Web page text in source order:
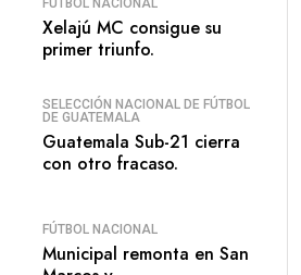
Xelajú MC consigue su
primer triunfo.
SELECCIÓN NACIONAL DE FÚTBOL
DE GUATEMALA
Guatemala Sub-21 cierra
con otro fracaso.
FÚTBOL NACIONAL
Municipal remonta en San